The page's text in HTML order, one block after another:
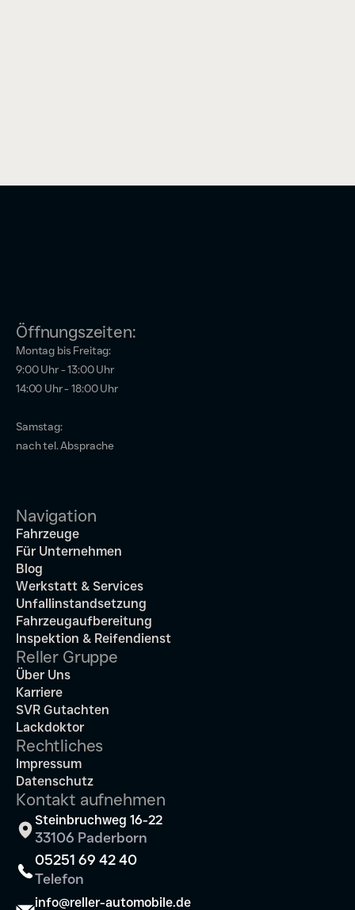
Öffnungszeiten:
Montag bis Freitag:
9:00 Uhr - 13:00 Uhr
14:00 Uhr - 18:00 Uhr
Samstag:
nach tel. Absprache
Navigation
Fahrzeuge
Für Unternehmen
Blog
Werkstatt & Services
Unfallinstandsetzung
Fahrzeugaufbereitung
Inspektion & Reifendienst
Reller Gruppe
Über Uns
Karriere
SVR Gutachten
Lackdoktor
Rechtliches
Impressum
Datenschutz
Kontakt aufnehmen
Steinbruchweg 16-22
33106 Paderborn
05251 69 42 40
Telefon
info@reller-automobile.de